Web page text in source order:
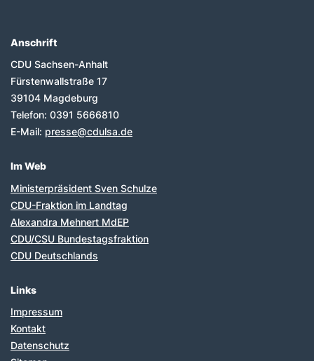
Fußbereich
Anschrift
CDU Sachsen-Anhalt
Fürstenwallstraße 17
39104 Magdeburg
Telefon: 0391 5666810
E-Mail: presse@cdulsa.de
Im Web
Ministerpräsident Sven Schulze
CDU-Fraktion im Landtag
Alexandra Mehnert MdEP
CDU/CSU Bundestagsfraktion
CDU Deutschlands
Links
Impressum
Kontakt
Datenschutz